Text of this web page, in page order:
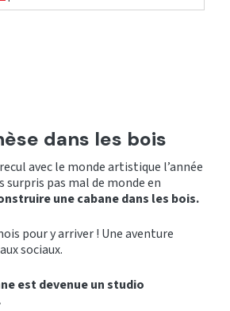
dans les bois
avec le monde artistique l’année
pas mal de monde en
une cabane dans les bois.
pour y arriver ! Une aventure
sociaux.
est devenue un studio